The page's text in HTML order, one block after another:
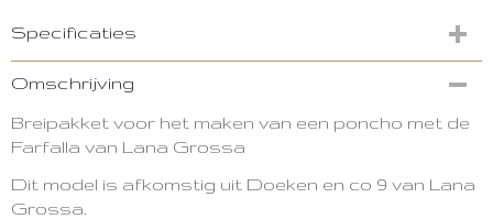
Specificaties
Omschrijving
Breipakket voor het maken van een poncho met de
Farfalla van Lana Grossa
Dit model is afkomstig uit Doeken en co 9 van Lana
Grossa.